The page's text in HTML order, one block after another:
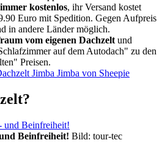
immer kostenlos, ihr Versand kostet
Euro mit Spedition. Gegen Aufpreis
in andere Länder möglich.
vom eigenen Dachzelt und
auf dem Autodach" zu den
Preisen.
Jimba Jimba von Sheepie
Beinfreiheit! Bild: tour-tec